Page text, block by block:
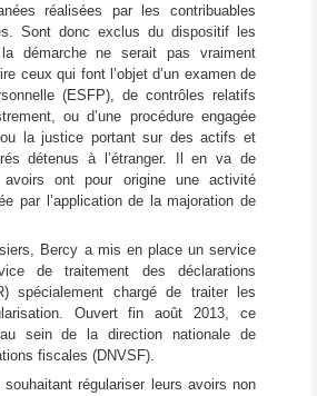
réalisées par les contribuables
Sont donc exclus du dispositif les
démarche ne serait pas vraiment
ceux qui font l’objet d’un examen de
(ESFP), de contrôles relatifs
ou d’une procédure engagée
ou la justice portant sur des actifs et
détenus à l’étranger. Il en va de
ont pour origine une activité
par l’application de la majoration de
Bercy a mis en place un service
de traitement des déclarations
spécialement chargé de traiter les
Ouvert fin août 2013, ce
sein de la direction nationale de
fiscales (DNVSF).
régulariser leurs avoirs non